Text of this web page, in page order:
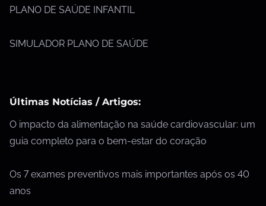
PLANO DE SAÚDE INFANTIL
SIMULADOR PLANO DE SAÚDE
Últimas Notícias / Artigos:
O impacto da alimentação na saúde cardiovascular: um
guia completo para o bem-estar do coração
Os 7 exames preventivos mais importantes após os 40
anos